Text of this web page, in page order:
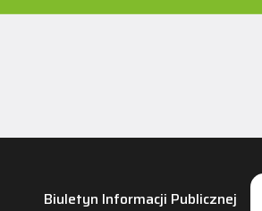
Biuletyn Informacji Publicznej